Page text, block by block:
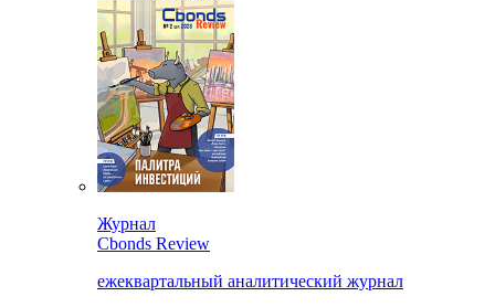
Журнал
Cbonds Review
ежеквартальный аналитический журнал